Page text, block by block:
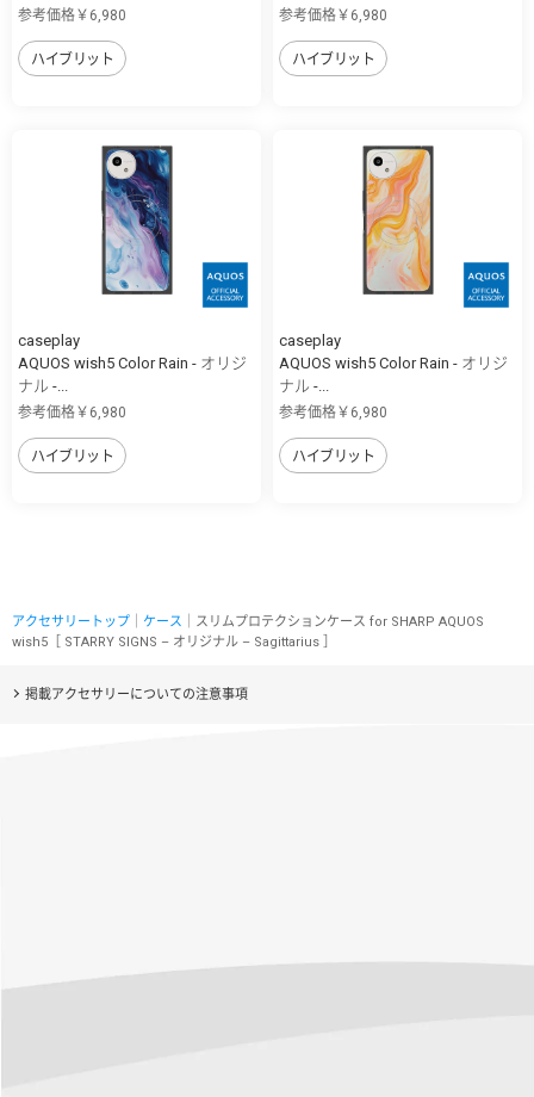
参考価格￥6,980
ハイブリット
参考価格￥6,980
ハイブリット
caseplay
AQUOS wish5 Color Rain - オリジ
ナル -...
参考価格￥6,980
ハイブリット
caseplay
AQUOS wish5 Color Rain - オリジ
ナル -...
参考価格￥6,980
ハイブリット
アクセサリートップ ケース ｜スリムプロテクションケース for SHARP AQUOS
wish5［ STARRY SIGNS – オリジナル – Sagittarius ］
掲載アクセサリーについての注意事項